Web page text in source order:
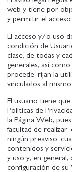
web y tiene por
y permitir el
El acceso y/o uso
condición de
clase, de todas y
generales, así
procede, rijan la
vinculados al mismo.
El usuario tiene
Políticas de
la Página Web,
facultad de
ningún preaviso,
contenidos y
y uso y, en
configuración de su